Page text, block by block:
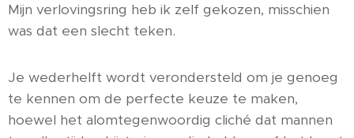
Mijn verlovingsring heb ik zelf gekozen, misschien
was dat een slecht teken.
Je wederhelft wordt verondersteld om je genoeg
te kennen om de perfecte keuze te maken,
hoewel het alomtegenwoordig cliché dat mannen